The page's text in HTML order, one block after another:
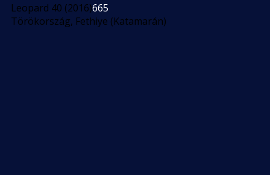
Leopard 40 (2016)665
Törökország, Fethiye (Katamarán)